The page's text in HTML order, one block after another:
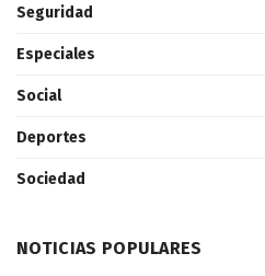
Seguridad
Especiales
Social
Deportes
Sociedad
NOTICIAS POPULARES